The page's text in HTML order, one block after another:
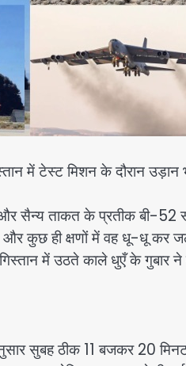
में टेस्ट मिशन के दौरान
सैन्य ताकत के प्रतीक बी-52
कुछ ही क्षणों में वह धू-धू कर
में उठते काले धुएँ के गुबार ने
सुबह ठीक 11 बजकर 20